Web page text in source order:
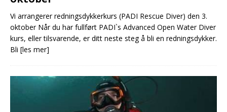
Vi arrangerer redningsdykkerkurs (PADI Rescue Diver) den 3.
oktober Når du har fullført PADI`s Advanced Open Water Diver
kurs, eller tilsvarende, er ditt neste steg å bli en redningsdykker.
Bli [les mer]